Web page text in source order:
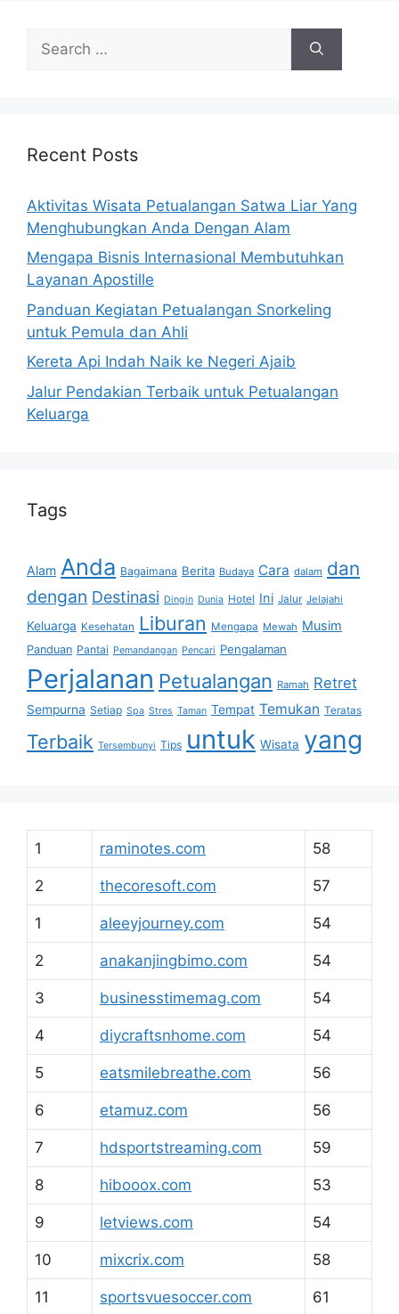
for:
Recent Posts
Aktivitas Wisata Petualangan Satwa Liar Yang
Menghubungkan Anda Dengan Alam
Mengapa Bisnis Internasional Membutuhkan
Layanan Apostille
Panduan Kegiatan Petualangan Snorkeling
untuk Pemula dan Ahli
Kereta Api Indah Naik ke Negeri Ajaib
Jalur Pendakian Terbaik untuk Petualangan
Keluarga
Tags
Alam Anda Bagaimana Berita Budaya Cara dalam dan
dengan Destinasi Dingin Dunia Hotel Ini Jalur Jelajahi
Keluarga Kesehatan Liburan Mengapa Mewah Musim
Panduan Pantai Pemandangan Pencari Pengalaman
Perjalanan Petualangan Ramah Retret
Sempurna Setiap Spa Stres Taman Tempat Temukan Teratas
Terbaik Tersembunyi Tips untuk Wisata yang
1 raminotes.com 58
2 thecoresoft.com 57
1 aleeyjourney.com 54
2 anakanjingbimo.com 54
3 businesstimemag.com 54
4 diycraftsnhome.com 54
5 eatsmilebreathe.com 56
6 etamuz.com 56
7 hdsportstreaming.com 59
8 hibooox.com 53
9 letviews.com 54
10 mixcrix.com 58
11 sportsvuesoccer.com 61